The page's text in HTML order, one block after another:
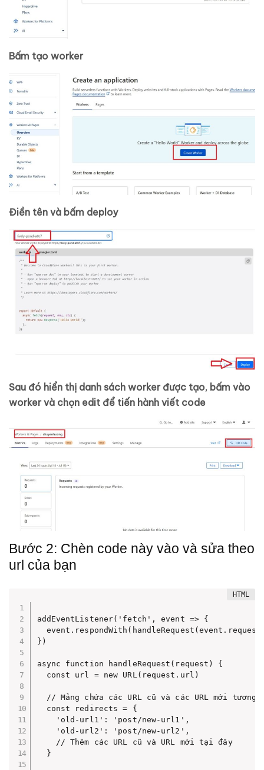
Bấm tạo worker
Điền tên và bấm deploy
Sau đó hiển thị danh sách worker được tạo, bấm vào
worker và chọn edit để tiến hành viết code
Bước 2: Chèn code này vào và sửa theo
url của bạn
addEventListener('fetch', event => {
})
async function handleRequest(request) {
  const url = new URL(request.url)
// Mảng chứa các URL cũ và các URL mới tương
  const redirects = {
    'old-url1': 'post/new-url1',
    'old-url2': 'post/new-url2',
    // Thêm các URL cũ và URL mới tại đây
  }